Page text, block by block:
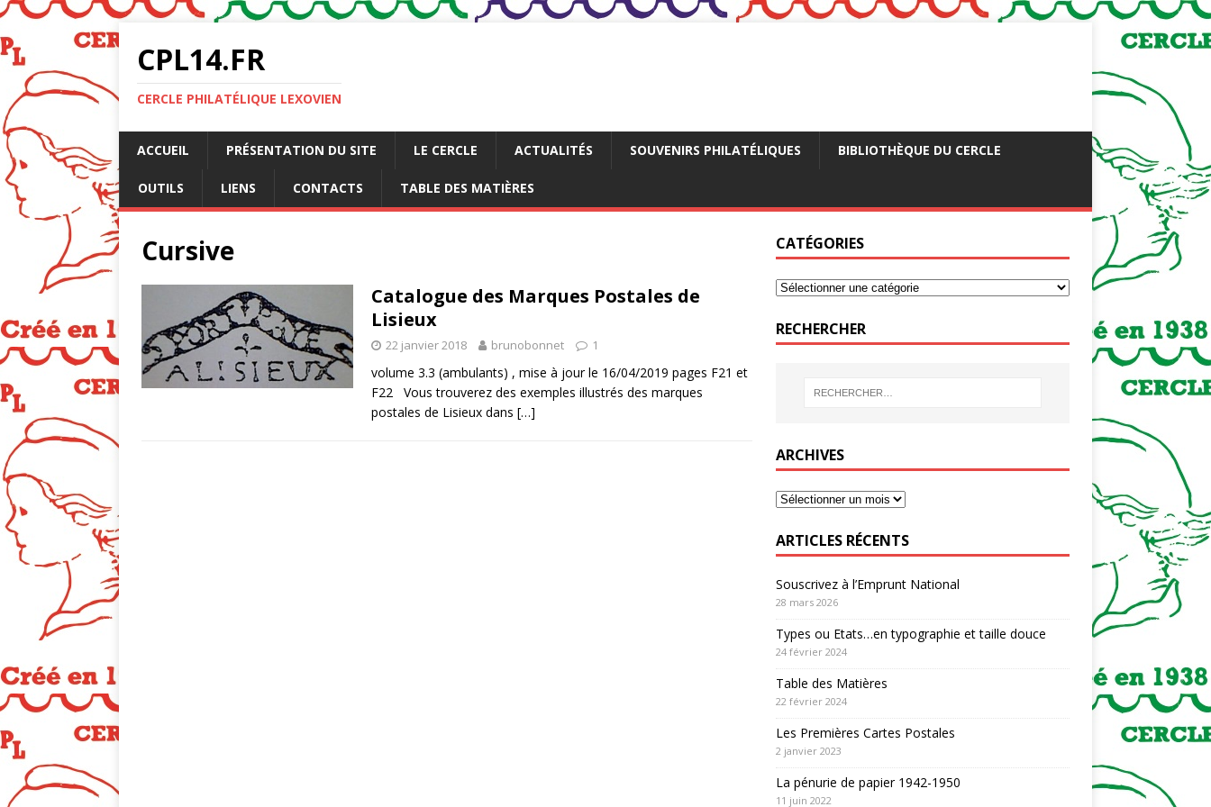
CPL14.FR
CERCLE PHILATÉLIQUE LEXOVIEN
ACCUEIL PRÉSENTATION DU SITE LE CERCLE ACTUALITÉS SOUVENIRS PHILATÉLIQUES BIBLIOTHÈQUE DU CERCLE
OUTILS LIENS CONTACTS TABLE DES MATIÈRES
Cursive
Catalogue des Marques Postales de
Lisieux
22 janvier 2018 brunobonnet 1
volume 3.3 (ambulants) , mise à jour le 16/04/2019 pages F21 et
F22 Vous trouverez des exemples illustrés des marques
postales de Lisieux dans […]
CATÉGORIES
RECHERCHER
ARCHIVES
ARTICLES RÉCENTS
Souscrivez à l’Emprunt National
28 mars 2026
Types ou Etats…en typographie et taille douce
24 février 2024
Table des Matières
22 février 2024
Les Premières Cartes Postales
2 janvier 2023
La pénurie de papier 1942-1950
11 juin 2022